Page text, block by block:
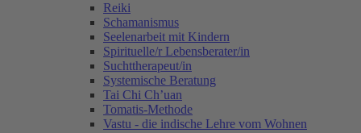
Reiki
Schamanismus
Seelenarbeit mit Kindern
Spirituelle/r Lebensberater/in
Suchttherapeut/in
Systemische Beratung
Tai Chi Ch’uan
Tomatis-Methode
Vastu - die indische Lehre vom Wohnen